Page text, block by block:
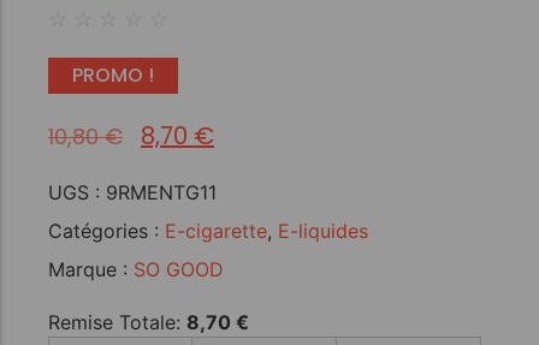
☆ ☆ ☆ ☆ ☆
PROMO !
10,80€ 8,70 €
UGS : 9RMENTG11
Catégories : E-cigarette, E-liquides
Marque : SO GOOD
Remise Totale: 8,70 €